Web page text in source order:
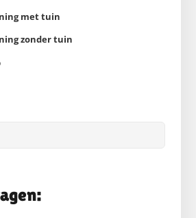
met tuin
zonder tuin